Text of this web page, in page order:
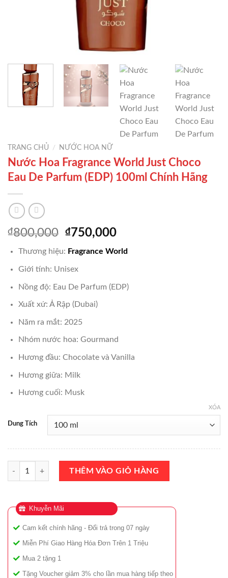
TRANG CHỦ / NƯỚC HOA NỮ
Nước Hoa Fragrance World Just Choco
Eau De Parfum (EDP) 100ml Chính Hãng
₫800,000 Giá
là:
₫800,000.
₫750,000Giá
tại
₫750,000.
Thương hiệu: Fragrance World
Giới tính: Unisex
Nồng độ: Eau De Parfum (EDP)
Xuất xứ: Ả Rập (Dubai)
Năm ra mắt: 2025
Nhóm nước hoa: Gourmand
Hương đầu: Chocolate và Vanilla
Hương giữa: Milk
Hương cuối: Musk
Dung Tích
XÓA
Nước Hoa Fragrance World Just Choco Eau De Parfum (EDP) 100ml
THÊM VÀO GIỎ HÀNG
Khuyễn Mãi
Cam kết chính hãng - Đổi trả trong 07 ngày
Miễn Phí Giao Hàng Hóa Đơn Trên 1 Triệu
Mua 2 tặng 1
Tặng Voucher giảm 3% cho lần mua hàng tiếp theo